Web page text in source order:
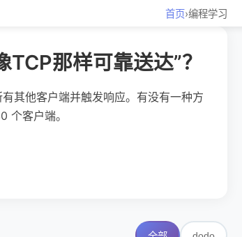
首页›编程学习
那样可靠送达”？
其他客户端并触发响应。有没有一种方
个客户端。